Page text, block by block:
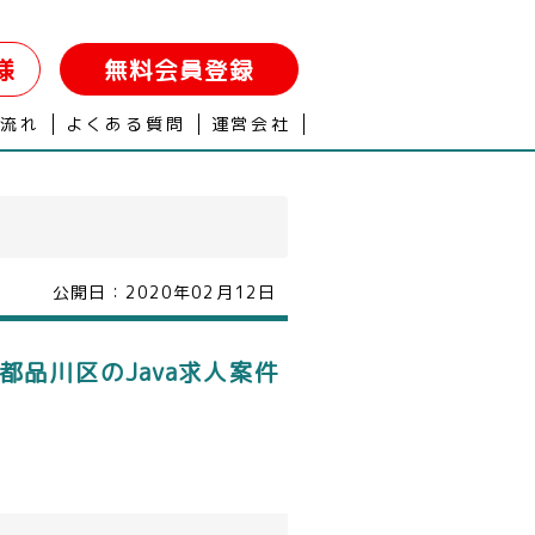
無料会員登録
れ よくある質問 運営会社
公開日： 2020年02月12日
品川区のJava求人案件